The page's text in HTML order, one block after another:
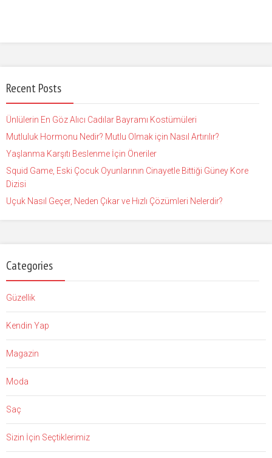
Recent Posts
Ünlülerin En Göz Alıcı Cadılar Bayramı Kostümüleri
Mutluluk Hormonu Nedir? Mutlu Olmak için Nasıl Artırılır?
Yaşlanma Karşıtı Beslenme İçin Öneriler
Squid Game, Eski Çocuk Oyunlarının Cinayetle Bittiği Güney Kore
Dizisi
Uçuk Nasıl Geçer, Neden Çıkar ve Hızlı Çözümleri Nelerdir?
Categories
Güzellik
Kendin Yap
Magazin
Moda
Saç
Sizin İçin Seçtiklerimiz